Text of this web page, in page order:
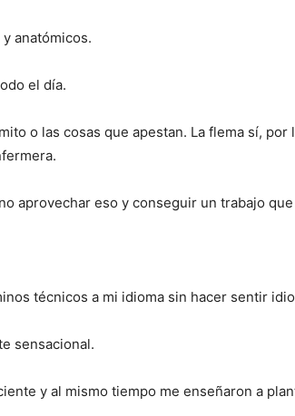
anatómicos.
el día.
o las cosas que apestan. La flema sí,
aprovechar eso y conseguir un trabajo
técnicos a mi idioma sin hacer sentir
sensacional.
y al mismo tiempo me enseñaron a